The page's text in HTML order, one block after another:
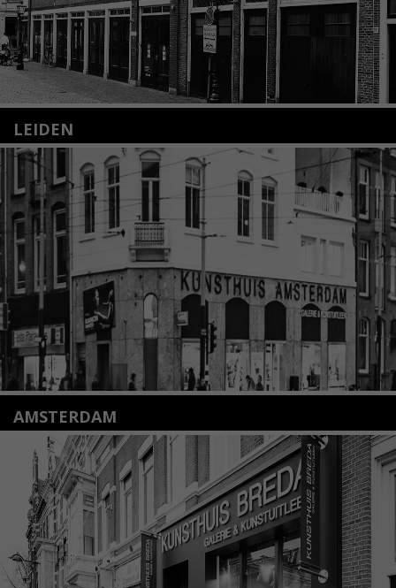
LEIDEN
Nieuwstraat 35
2312 KA Leiden
+31(0)71 – 52 84 480
info@kunsthuisleiden.nl
Lees meer
AMSTERDAM
Amstelveenseweg 135
1075 VX Amsterdam
+31 (0)20 2332546
info@kunsthuisamsterdam.nl
Lees meer